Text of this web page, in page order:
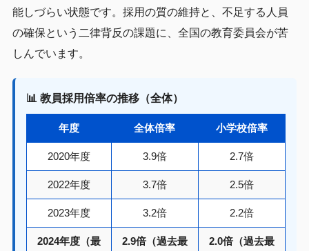
能しづらい状態です。採用の質の維持と、不足する人員
の確保という二律背反の課題に、全国の教育委員会が苦
しんでいます。
📊 教員採用倍率の推移（全体）
年度 全体倍率 小学校倍率
2020年度 3.9倍 2.7倍
2022年度 3.7倍 2.5倍
2023年度 3.2倍 2.2倍
2024年度（最
2.9倍（過去最
2.0倍（過去最